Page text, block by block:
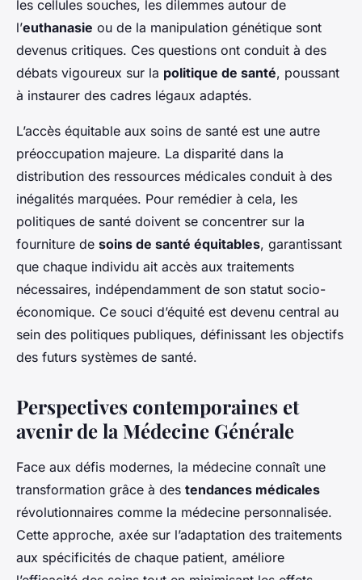
les cellules souches, les dilemmes autour de
l’euthanasie ou de la manipulation génétique sont
devenus critiques. Ces questions ont conduit à des
débats vigoureux sur la politique de santé, poussant
à instaurer des cadres légaux adaptés.
L’accès équitable aux soins de santé est une autre
préoccupation majeure. La disparité dans la
distribution des ressources médicales conduit à des
inégalités marquées. Pour remédier à cela, les
politiques de santé doivent se concentrer sur la
fourniture de soins de santé équitables, garantissant
que chaque individu ait accès aux traitements
nécessaires, indépendamment de son statut socio-
économique. Ce souci d’équité est devenu central au
sein des politiques publiques, définissant les objectifs
des futurs systèmes de santé.
Perspectives contemporaines et
avenir de la Médecine Générale
Face aux défis modernes, la médecine connaît une
transformation grâce à des tendances médicales
révolutionnaires comme la médecine personnalisée.
Cette approche, axée sur l’adaptation des traitements
aux spécificités de chaque patient, améliore